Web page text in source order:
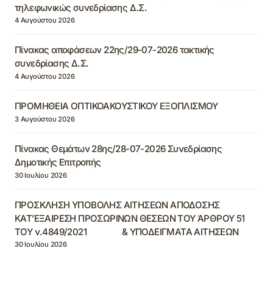
τηλεφωνικώς συνεδρίασης Δ.Σ.
4 Αυγούστου 2026
Πίνακας αποφάσεων 22ης/29-07-2026 τακτικής
συνεδρίασης Δ.Σ.
4 Αυγούστου 2026
ΠΡΟΜΗΘΕΙΑ ΟΠΤΙΚΟΑΚΟΥΣΤΙΚΟΥ ΕΞΟΠΛΙΣΜΟΥ
3 Αυγούστου 2026
Πίνακας Θεμάτων 28ης/28-07-2026 Συνεδρίασης
Δημοτικής Επιτροπής
30 Ιουλίου 2026
ΠΡΟΣΚΛΗΣΗ ΥΠΟΒΟΛΗΣ ΑΙΤΗΣΕΩΝ ΑΠΟΔΟΣΗΣ
ΚΑΤ’ΕΞΑΙΡΕΣΗ ΠΡΟΣΩΡΙΝΩΝ ΘΕΣΕΩΝ ΤΟΥ ΆΡΘΡΟΥ 51
ΤΟΥ ν.4849/2021 & ΥΠΟΔΕΙΓΜΑΤΑ ΑΙΤΗΣΕΩΝ
30 Ιουλίου 2026